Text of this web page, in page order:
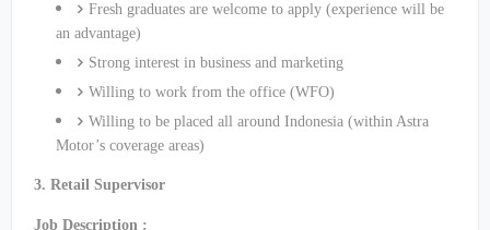
Fresh graduates are welcome to apply (experience will be
an advantage)
Strong interest in business and marketing
Willing to work from the office (WFO)
Willing to be placed all around Indonesia (within Astra
Motor’s coverage areas)
3. Retail Supervisor
Job Description :